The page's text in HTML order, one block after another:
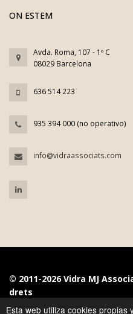
Esta web utiliza cookies propias
ON ESTEM
Avda. Roma, 107 - 1º C
08029 Barcelona
636 514 223
935 394 000 (no operativo)
info@vidraassociats.com
© 2011-2026 Vidra MJ
drets